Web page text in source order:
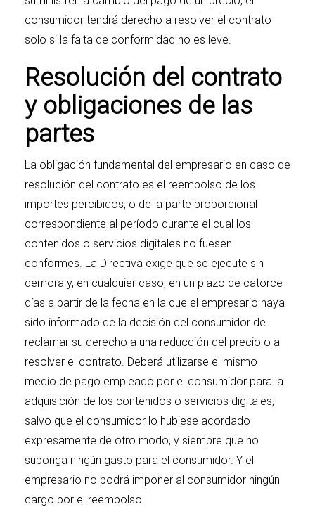
consumidor tendrá derecho a resolver el contrato
solo si la falta de conformidad no es leve.
Resolución del contrato
y obligaciones de las
partes
La obligación fundamental del empresario en caso de
resolución del contrato es el reembolso de los
importes percibidos, o de la parte proporcional
correspondiente al período durante el cual los
contenidos o servicios digitales no fuesen
conformes. La Directiva exige que se ejecute sin
demora y, en cualquier caso, en un plazo de catorce
días a partir de la fecha en la que el empresario haya
sido informado de la decisión del consumidor de
reclamar su derecho a una reducción del precio o a
resolver el contrato. Deberá utilizarse el mismo
medio de pago empleado por el consumidor para la
adquisición de los contenidos o servicios digitales,
salvo que el consumidor lo hubiese acordado
expresamente de otro modo, y siempre que no
suponga ningún gasto para el consumidor. Y el
empresario no podrá imponer al consumidor ningún
cargo por el reembolso.